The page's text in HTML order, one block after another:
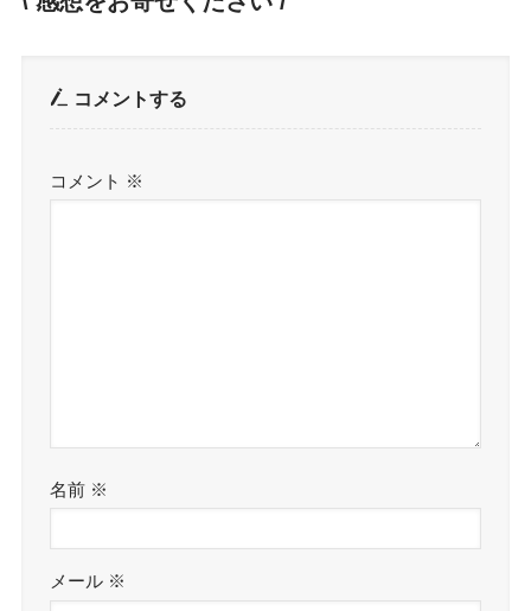
コメントする
コメント ※
名前 ※
メール ※